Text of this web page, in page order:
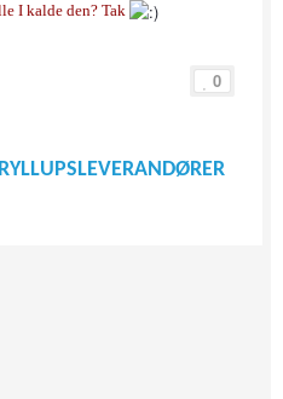
I kalde den? Tak
0